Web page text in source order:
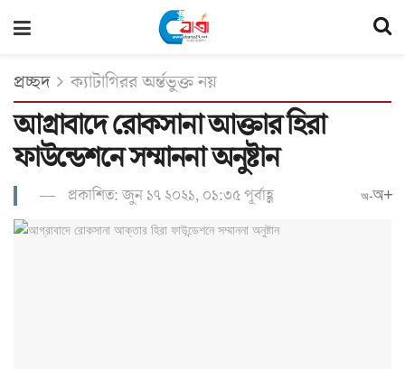
প্রচ্ছদ ক্যাটাগিরর অর্ন্তভুক্ত নয়
আগ্রাবাদে রোকসানা আক্তার হিরা
ফাউন্ডেশনে সম্মাননা অনুষ্টান
প্রকাশিত: জুন ১৭ ২০২১, ০১:৩৫ পূর্বাহ্ণ অ-অ+